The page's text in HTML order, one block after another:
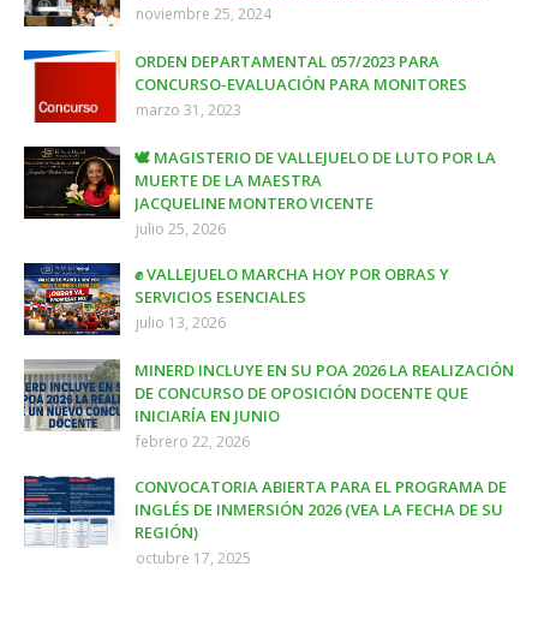
noviembre 25, 2024
ORDEN DEPARTAMENTAL 057/2023 PARA
CONCURSO-EVALUACIÓN PARA MONITORES
marzo 31, 2023
🕊️ MAGISTERIO DE VALLEJUELO DE LUTO POR LA
MUERTE DE LA MAESTRA
JACQUELINE MONTERO VICENTE
julio 25, 2026
✊ VALLEJUELO MARCHA HOY POR OBRAS Y
SERVICIOS ESENCIALES
julio 13, 2026
MINERD INCLUYE EN SU POA 2026 LA REALIZACIÓN
DE CONCURSO DE OPOSICIÓN DOCENTE QUE
INICIARÍA EN JUNIO
febrero 22, 2026
CONVOCATORIA ABIERTA PARA EL PROGRAMA DE
INGLÉS DE INMERSIÓN 2026 (VEA LA FECHA DE SU
REGIÓN)
octubre 17, 2025